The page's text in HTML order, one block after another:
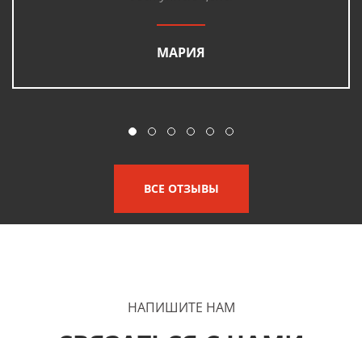
МАРИЯ
ВСЕ ОТЗЫВЫ
НАПИШИТЕ НАМ